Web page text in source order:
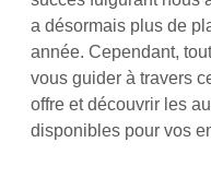
a désormais plus de
année. Cependant,
vous guider à travers
offre et découvrir les
disponibles pour vos